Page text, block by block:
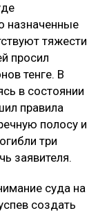
назначенные
тяжести
просил
тенге. В
в состоянии
правила
полосу и
три
заявителя.
суда на
создать